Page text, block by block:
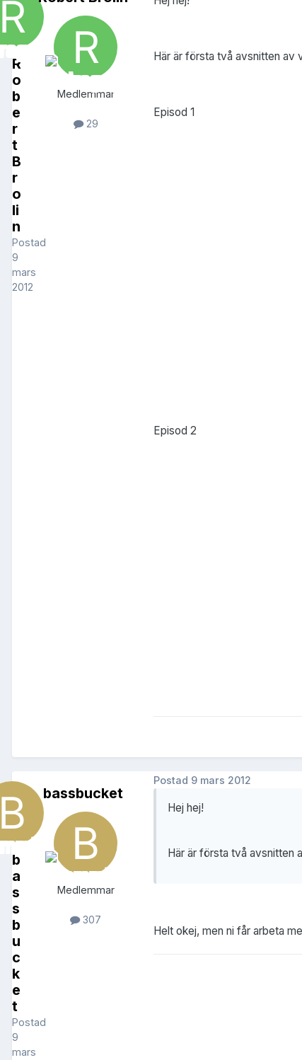
R
o
b
e
r
t
B
r
o
li
n
Postad
9
mars
2012
Medlemmar
29
Här är första två avsnitten av
Episod 1
Episod 2
b
a
s
s
b
u
c
k
e
t
Postad
9
mars
bassbucket
Medlemmar
307
Postad 9 mars 2012
Hej hej!
Här är första två avsnitten
Helt okej, men ni får arbeta